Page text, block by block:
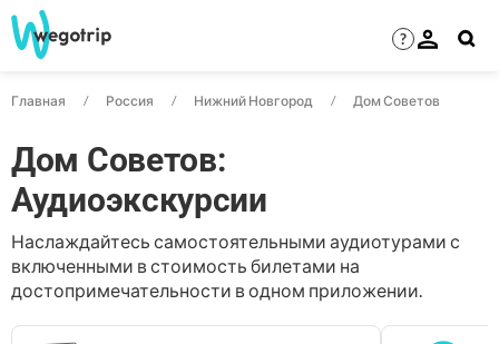
?
Главная Россия Нижний Новгород Дом Советов
Дом Советов:
Аудиоэкскурсии
Наслаждайтесь самостоятельными аудиотурами с
включенными в стоимость билетами на
достопримечательности в одном приложении.